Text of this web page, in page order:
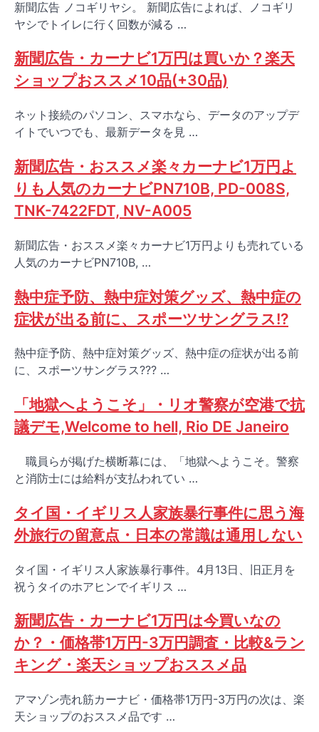
新聞広告 ノコギリヤシ。 新聞広告によれば、ノコギリ
ヤシでトイレに行く回数が減る …
新聞広告・カーナビ1万円は買いか？楽天
ショップおススメ10品(+30品)
ネット接続のパソコン、スマホなら、データのアップデ
イトでいつでも、最新データを見 …
新聞広告・おススメ楽々カーナビ1万円よ
りも人気のカーナビPN710B, PD-008S,
TNK-7422FDT, NV-A005
新聞広告・おススメ楽々カーナビ1万円よりも売れている
人気のカーナビPN710B, …
熱中症予防、熱中症対策グッズ、熱中症の
症状が出る前に、スポーツサングラス!?
熱中症予防、熱中症対策グッズ、熱中症の症状が出る前
に、スポーツサングラス??? …
「地獄へようこそ」・リオ警察が空港で抗
議デモ,Welcome to hell, Rio DE Janeiro
職員らが掲げた横断幕には、「地獄へようこそ。警察
と消防士には給料が支払われてい …
タイ国・イギリス人家族暴行事件に思う海
外旅行の留意点・日本の常識は通用しない
タイ国・イギリス人家族暴行事件。4月13日、旧正月を
祝うタイのホアヒンでイギリス …
新聞広告・カーナビ1万円は今買いなの
か？・価格帯1万円-3万円調査・比較&ラン
キング・楽天ショップおススメ品
アマゾン売れ筋カーナビ・価格帯1万円-3万円の次は、楽
天ショップのおススメ品です …